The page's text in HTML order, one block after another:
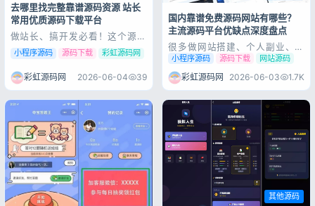
去哪里找完整靠谱源码资源 站长
常用优质源码下载平台
做站长、搞开发必看！这个源码
资源站我私藏很久了 玩网站搭
建、做小程序开发也有好几年
无数，到现在慢慢摸清门路，最
深的感触就是：找对一个靠谱的
路。 平时不管是自己练手、做
毕业设计，还是帮客...
小程序源码 源码下载 彩虹源码网
彩虹源码网 2026-06-04 39
国内靠谱免费源码网站有哪些？
主流源码平台优缺点深度盘点
很多做网站搭建、个人副业、小
程序开发、站长创业的朋友，初
期都会寻找免费源码来降低开发
成本、快速落地项目。 但网上
源码平台鱼龙混杂，很多站点存
套路多、更新停滞等问题，选错
平台不仅浪费时间，还容易导致
网站被挂马、数据...
小程序源码 源码下载 网站源码
彩虹源码网 2026-06-03 1.7K
其他源码
登录
没有账号？立即注册
记住登录 忘记密码?
登录
隐私政策